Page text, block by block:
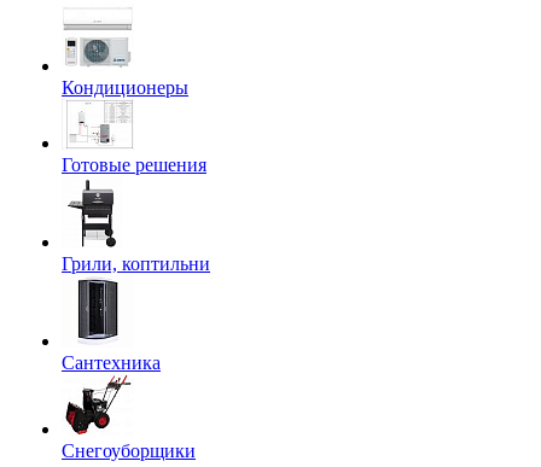
Кондиционеры
Готовые решения
Грили, коптильни
Сантехника
Снегоуборщики